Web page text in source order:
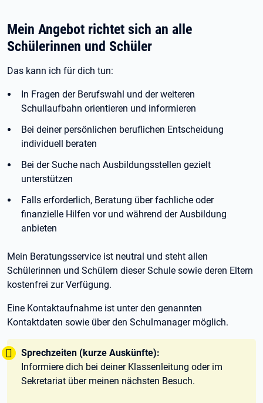
Mein Angebot richtet sich an alle
Schülerinnen und Schüler
Das kann ich für dich tun:
In Fragen der Berufswahl und der weiteren
Schullaufbahn orientieren und informieren
Bei deiner persönlichen beruflichen Entscheidung
individuell beraten
Bei der Suche nach Ausbildungsstellen gezielt
unterstützen
Falls erforderlich, Beratung über fachliche oder
finanzielle Hilfen vor und während der Ausbildung
anbieten
Mein Beratungsservice ist neutral und steht allen
Schülerinnen und Schülern dieser Schule sowie deren Eltern
kostenfrei zur Verfügung.
Eine Kontaktaufnahme ist unter den genannten
Kontaktdaten sowie über den Schulmanager möglich.
Tipp:
Sprechzeiten (kurze Auskünfte):
Informiere dich bei deiner Klassenleitung oder im
Sekretariat über meinen nächsten Besuch.